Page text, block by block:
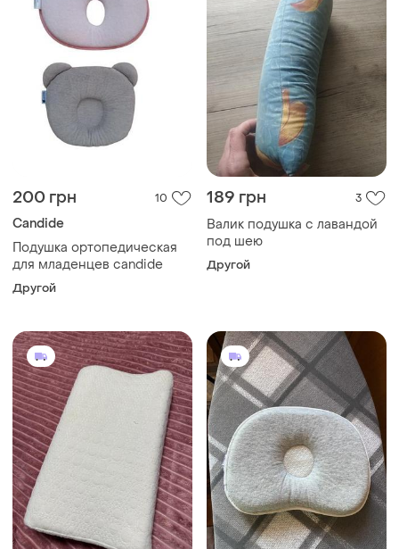
200 грн 10
Candide
Подушка ортопедическая
для младенцев candide
Другой
189 грн 3
Валик подушка с лавандой
под шею
Другой